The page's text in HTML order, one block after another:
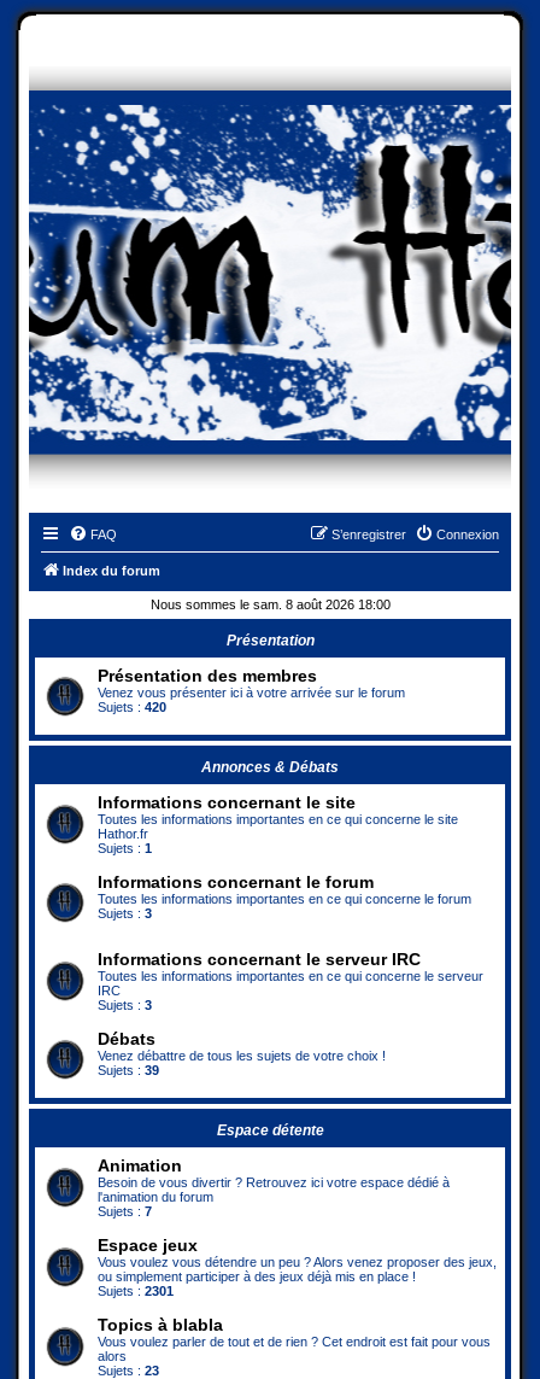
FAQ Connexion
S’enregistrer
Index du forum
Nous sommes le sam. 8 août 2026 18:00
Présentation
Présentation des membres
Venez vous présenter ici à votre arrivée sur le forum
Sujets : 420
Annonces & Débats
Informations concernant le site
Toutes les informations importantes en ce qui concerne le site
Hathor.fr
Sujets : 1
Informations concernant le forum
Toutes les informations importantes en ce qui concerne le forum
Sujets : 3
Informations concernant le serveur IRC
Toutes les informations importantes en ce qui concerne le serveur
IRC
Sujets : 3
Débats
Venez débattre de tous les sujets de votre choix !
Sujets : 39
Espace détente
Animation
Besoin de vous divertir ? Retrouvez ici votre espace dédié à
l'animation du forum
Sujets : 7
Espace jeux
Vous voulez vous détendre un peu ? Alors venez proposer des jeux,
ou simplement participer à des jeux déjà mis en place !
Sujets : 2301
Topics à blabla
Vous voulez parler de tout et de rien ? Cet endroit est fait pour vous
alors
Sujets : 23